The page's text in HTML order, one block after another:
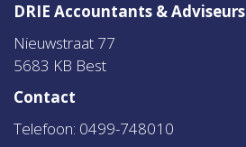
DRIE Accountants & Adviseurs
Nieuwstraat 77
5683 KB Best
Contact
Telefoon: 0499-748010